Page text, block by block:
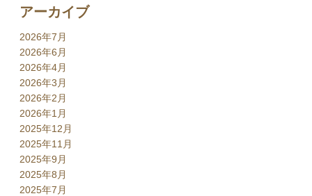
アーカイブ
2026年7月
2026年6月
2026年4月
2026年3月
2026年2月
2026年1月
2025年12月
2025年11月
2025年9月
2025年8月
2025年7月